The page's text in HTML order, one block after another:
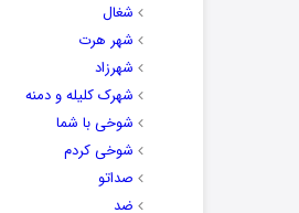
شغال
شهر هرت
شهرزاد
شهرک کلیله و دمنه
شوخی با شما
شوخی کردم
صداتو
ضد